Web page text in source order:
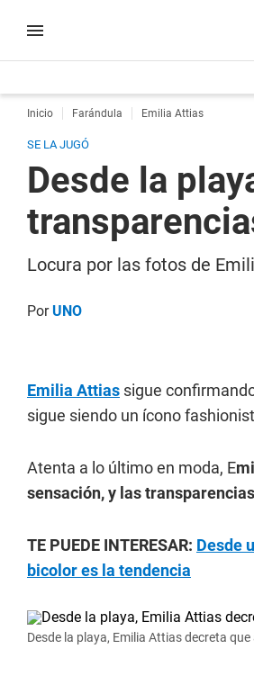
Inicio Farándula Emilia Attias
SE LA JUGÓ
Desde la
Locura por las fotos de
PorUNO
Emilia Attias sigue
sigue siendo un ícono
Atenta a lo último en moda, E
sensación, y las
TE PUEDE INTERESAR: Desde
bicolor es la tendencia
Desde la playa, Emilia Attias decreta